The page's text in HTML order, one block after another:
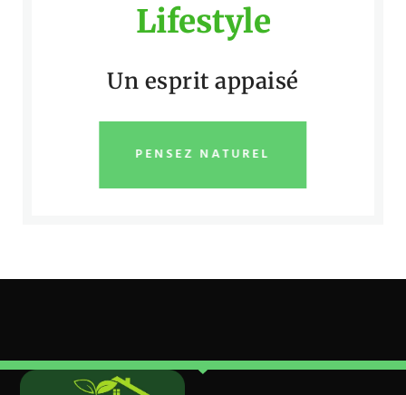
Lifestyle
Un esprit appaisé
PENSEZ NATUREL